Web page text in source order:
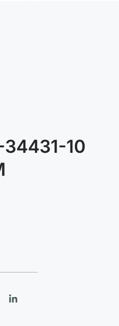
34431-10